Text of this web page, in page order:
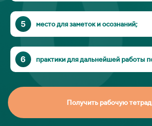
место для заметок и осознаний;
практики для дальнейшей работы
Получить рабочую